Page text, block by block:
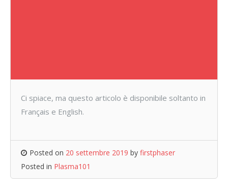
Ci spiace, ma questo articolo è disponibile soltanto in
Français e English.
Posted on 20 settembre 2019 by firstphaser
Posted in Plasma101